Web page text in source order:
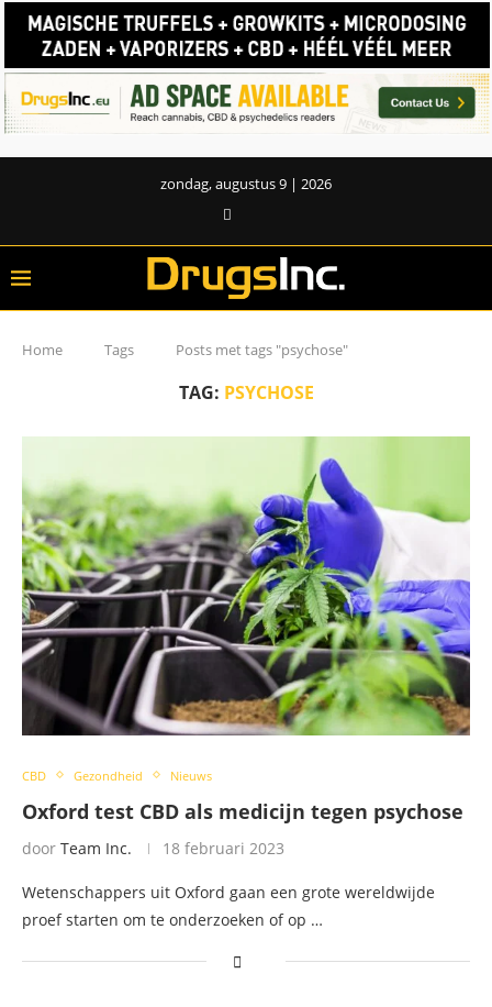
zondag, augustus 9 | 2026
Home Tags Posts met tags "psychose"
TAG: PSYCHOSE
CBD Gezondheid Nieuws
Oxford test CBD als medicijn tegen psychose
door Team Inc. 18 februari 2023
Wetenschappers uit Oxford gaan een grote wereldwijde
proef starten om te onderzoeken of op …